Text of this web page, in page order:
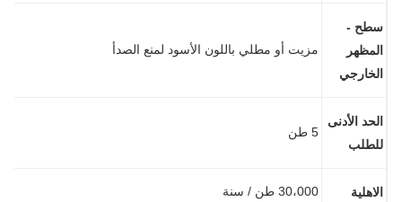
-
مزيت أو مطلي باللون الأسود لمنع الصدأ
الأدنى
30،000 طن / سنة